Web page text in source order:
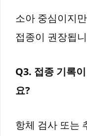
소아 중심이지
접종이 권장됩
Q3. 접종 기록
요?
항체 검사 또는